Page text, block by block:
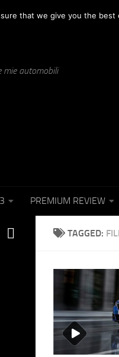
IN TV SET
mie automobili
PREMIUM REVIEW
TAGGED:
that we give you the